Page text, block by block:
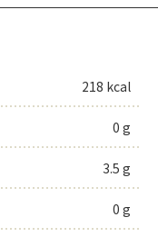
218 kcal
0 g
3.5 g
0 g